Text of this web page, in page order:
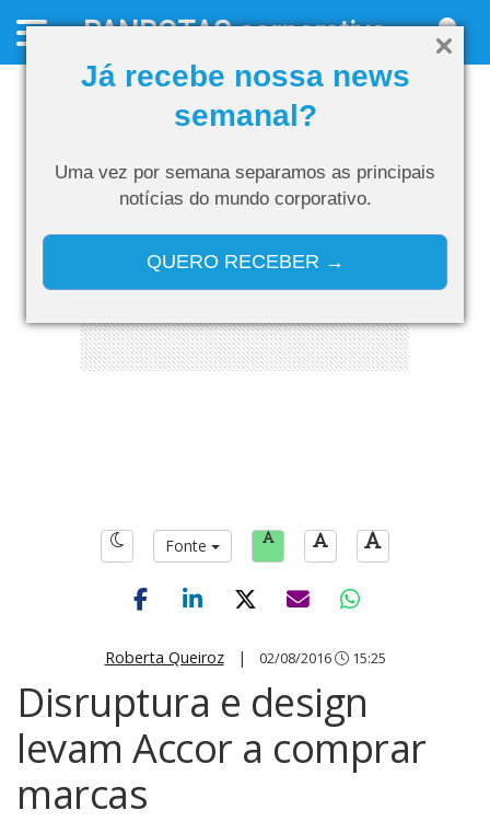
Já recebe nossa news
semanal?
Uma vez por semana separamos as principais
notícias do mundo corporativo.
QUERO RECEBER →
PANROTAScorporativo
Fonte
Roberta Queiroz| 02/08/2016 15:25
Disruptura e design
levam Accor a comprar
marcas